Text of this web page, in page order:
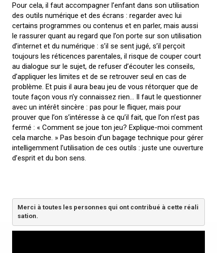
Pour cela, il faut accompagner l’enfant dans son utilisation
des outils numérique et des écrans : regarder avec lui
certains programmes ou contenus et en parler, mais aussi
le rassurer quant au regard que l’on porte sur son utilisation
d’internet et du numérique : s’il se sent jugé, s’il perçoit
toujours les réticences parentales, il risque de couper court
au dialogue sur le sujet, de refuser d’écouter les conseils,
d’appliquer les limites et de se retrouver seul en cas de
problème. Et puis il aura beau jeu de vous rétorquer que de
toute façon vous n’y connaissez rien… Il faut le questionner
avec un intérêt sincère : pas pour le fliquer, mais pour
prouver que l’on s’intéresse à ce qu’il fait, que l’on n’est pas
fermé : « Comment se joue ton jeu? Explique-moi comment
cela marche. » Pas besoin d’un bagage technique pour gérer
intelligemment l’utilisation de ces outils : juste une ouverture
d’esprit et du bon sens.
Merci à toutes les personnes qui ont contribué à cette réali
sation.